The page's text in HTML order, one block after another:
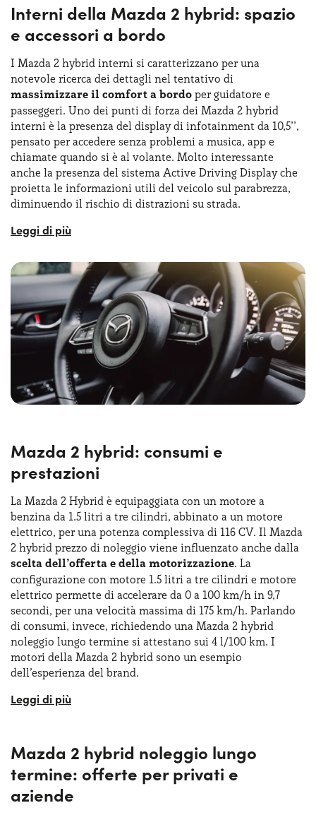
Interni della Mazda 2 hybrid: spazio
e accessori a bordo
I Mazda 2 hybrid interni si caratterizzano per una
notevole ricerca dei dettagli nel tentativo di
massimizzare il comfort a bordo per guidatore e
passeggeri. Uno dei punti di forza dei Mazda 2 hybrid
interni è la presenza del display di infotainment da 10,5’’,
pensato per accedere senza problemi a musica, app e
chiamate quando si è al volante. Molto interessante
anche la presenza del sistema Active Driving Display che
proietta le informazioni utili del veicolo sul parabrezza,
diminuendo il rischio di distrazioni su strada.
I sedili anteriori sono ergonomici e offrono un buon
sufficiente per le gambe dei passeggeri. Tra gli accessori
disponibili spiccano ilclimatizzatore automatico bi-
zona, il sistema di accesso senza chiave e una serie di
dispositivi di assistenza alla guida come il cruise control
adattivo e il sistema di mantenimento della corsia. A
bordo della Mazda 2 hybrid si apprezza l’utilizzo di
materiali di alta qualità, mentre alcuni comandi appaiono
davvero simili a quelli che si trovano a bordo della Yaris.
Mazda 2 hybrid: consumi e
prestazioni
La Mazda 2 Hybrid è equipaggiata con un motore a
benzina da 1.5 litri a tre cilindri, abbinato a un motore
elettrico, per una potenza complessiva di 116 CV. Il Mazda
2 hybrid prezzo di noleggio viene influenzato anche dalla
scelta dell’offerta e della motorizzazione. La
configurazione con motore 1.5 litri a tre cilindri e motore
elettrico permette di accelerare da 0 a 100 km/h in 9,7
secondi, per una velocità massima di 175 km/h. Parlando
di consumi, invece, richiedendo una Mazda 2 hybrid
noleggio lungo termine si attestano sui 4 l/100 km. I
motori della Mazda 2 hybrid sono un esempio
dell’esperienza del brand.
Un aspetto interessante della
frenata o la decelerazione. Grazie a questo sistema è
possibile accumulare energia e poi ridistribuirla in
situazioni di accelerazione. Un'altra peculiarità dei motori
Mazda 2 Hybrid è la sua trasmissione a variazione
Mazda 2 hybrid noleggio lungo
termine: offerte per privati e
aziende